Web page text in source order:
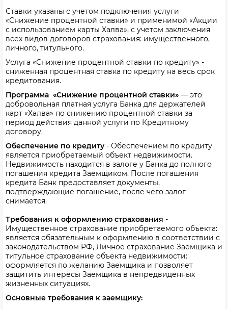
Ставки указаны с учетом подключения услуги
«Снижение процентной ставки» и применимой «Акции
с использованием карты Халва», с учетом заключения
всех видов договоров страхования: имущественного,
личного, титульного.
Услуга «Снижение процентной ставки по кредиту» -
сниженная процентная ставка по кредиту на весь срок
кредитования.
Программа «Снижение процентной ставки» — это
добровольная платная услуга Банка для держателей
карт «Халва» по снижению процентной ставки за
период действия данной услуги по Кредитному
договору.
Обеспечение по кредиту - Обеспечением по кредиту
является приобретаемый объект недвижимости.
Недвижимость находится в залоге у Банка до полного
погашения кредита Заемщиком. После погашения
кредита Банк предоставляет документы,
подтверждающие погашение, после чего залог
снимается.
Требования к оформлению страхования -
Имущественное страхование приобретаемого объекта:
является обязательным к оформлению в соответствии с
законодательством РФ, Личное страхование Заемщика и
титульное страхование объекта недвижимости:
оформляется по желанию Заемщика и позволяет
защитить интересы Заемщика в непредвиденных
жизненных ситуациях.
Основные требования к заемщику: